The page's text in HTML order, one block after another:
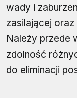
wady i
zasilającej
Należy przede
zdolność
do eliminacji